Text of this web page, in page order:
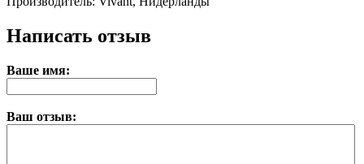
Написать отзыв
Ваше имя:
Ваш отзыв: